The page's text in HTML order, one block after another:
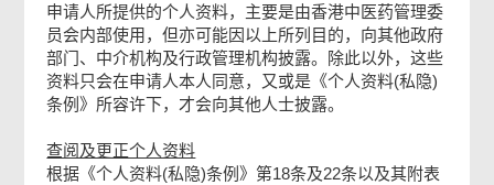
申请人所提供的个人资料，主要是由香港中医药管理委
员会内部使用，但亦可能因以上所列目的，向其他政府
部门、中介机构及行政管理机构披露。除此以外，这些
资料只会在申请人本人同意，又或是《个人资料(私隐)
条例》所容许下，才会向其他人士披露。
查阅及更正个人资料
根据《个人资料(私隐)条例》第18条及22条以及其附表